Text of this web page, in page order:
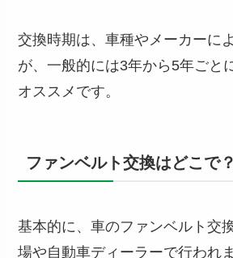
交換時期は、車種やメーカーに
が、一般的には3年から5年ごと
オススメです。
ファンベルト交換はどこで？
基本的に、車のファンベルト交
場や自動車ディーラーで行われま